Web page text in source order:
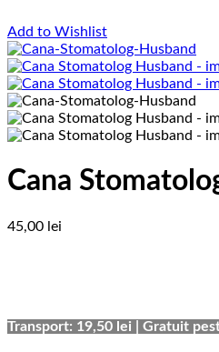
Add to Wishlist
Cana
45,00 lei
Transport: 19,50 lei | Gratuit